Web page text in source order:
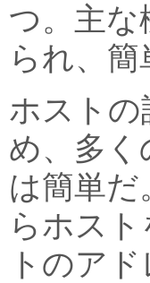
つ。主
られ、簡
ホスト
め、多く
は簡単
らホス
トのア